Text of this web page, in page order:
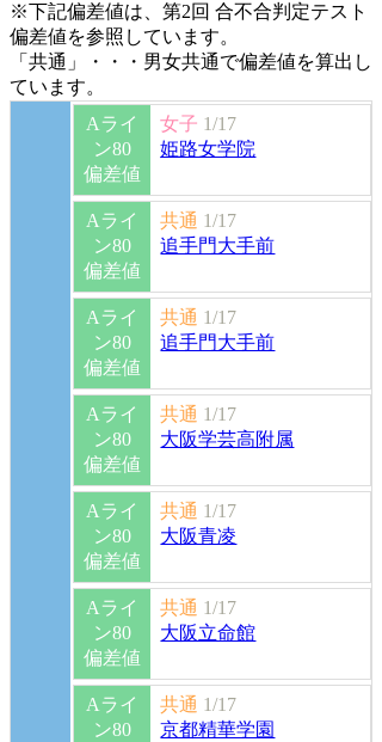
※下記偏差値は、第2回 合不合判定テスト
偏差値を参照しています。
「共通」・・・男女共通で偏差値を算出し
ています。
Aライ
ン80
偏差値
女子 1/17
姫路女学院
Aライ
ン80
偏差値
共通 1/17
追手門大手前
Aライ
ン80
偏差値
共通 1/17
追手門大手前
Aライ
ン80
偏差値
共通 1/17
大阪学芸高附属
Aライ
ン80
偏差値
共通 1/17
大阪青凌
Aライ
ン80
偏差値
共通 1/17
大阪立命館
Aライ
ン80
共通 1/17
京都精華学園